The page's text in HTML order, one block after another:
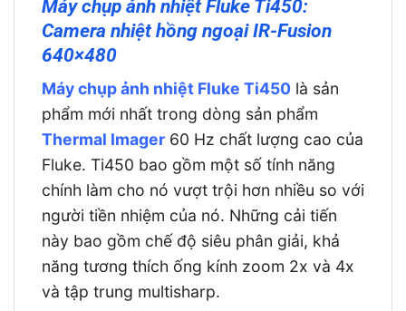
Máy chụp ảnh nhiệt Fluke Ti450:
Camera nhiệt hồng ngoại IR-Fusion
640×480
Máy chụp ảnh nhiệt Fluke Ti450 là sản
phẩm mới nhất trong dòng sản phẩm
Thermal Imager 60 Hz chất lượng cao của
Fluke. Ti450 bao gồm một số tính năng
chính làm cho nó vượt trội hơn nhiều so với
người tiền nhiệm của nó. Những cải tiến
này bao gồm chế độ siêu phân giải, khả
năng tương thích ống kính zoom 2x và 4x
và tập trung multisharp.